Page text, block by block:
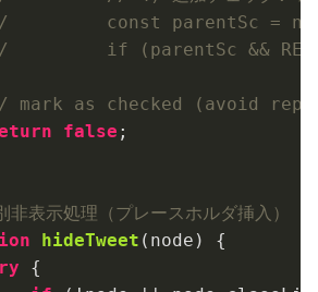
const parentSc =
if (parentSc &&
mark as checked (avoid
false ;
表示処理（プレースホルダ挿入）
hideTweet ( node ) {
{